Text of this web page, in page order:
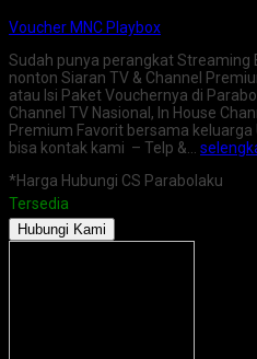
Voucher MNC Playbox
Sudah punya perangkat Streaming
nonton Siaran TV & Channel
atau Isi Paket Vouchernya di
Channel TV Nasional, In House
Premium Favorit bersama
bisa kontak kami – Telp &…
*Harga Hubungi CS Parabolaku
Tersedia
Hubungi Kami